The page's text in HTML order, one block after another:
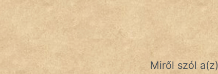
Bibliai
Miről szól a(z)